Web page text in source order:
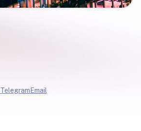
Telegram Email